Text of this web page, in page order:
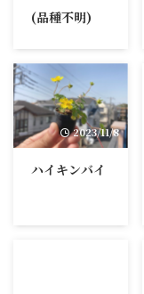
(品種不明)
2023/11/8
ハイキンバイ